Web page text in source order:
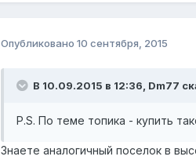
Опубликовано 10 сентября, 2015
В 10.09.2015 в 12:36, Dm77
P.S. По теме топика - купить
Знаете аналогичный поселок в